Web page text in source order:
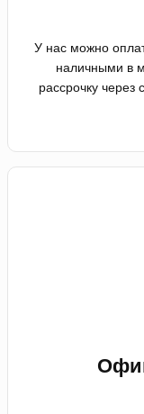
У нас можно
наличными в
рассрочку